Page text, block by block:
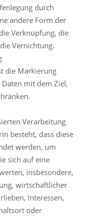
durch
andere Form der
Verknüpfung, die
Vernichtung.
die Markierung
mit dem Ziel,
Verarbeitung
besteht, dass diese
werden, um
sich auf eine
insbesondere,
wirtschaftlicher
Interessen,
oder